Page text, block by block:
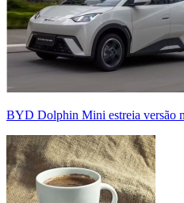
BYD Dolphin Mini estreia versão